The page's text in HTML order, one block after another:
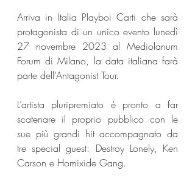
Arriva in Italia Playboi Carti che sarà
protagonista di un unico evento lunedì
27 novembre 2023 al Mediolanum
Forum di Milano, la data italiana farà
parte dell’Antagonist Tour.
L’artista pluripremiato è pronto a far
scatenare il proprio pubblico con le
sue più grandi hit accompagnato da
tre special guest: Destroy Lonely, Ken
Carson e Homixide Gang.